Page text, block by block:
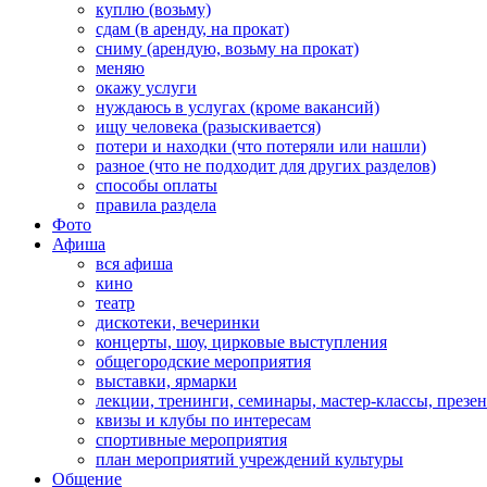
куплю (возьму)
сдам (в аренду, на прокат)
сниму (арендую, возьму на прокат)
меняю
окажу услуги
нуждаюсь в услугах (кроме вакансий)
ищу человека (разыскивается)
потери и находки (что потеряли или нашли)
разное (что не подходит для других разделов)
способы оплаты
правила раздела
Фото
Афиша
вся афиша
кино
театр
дискотеки, вечеринки
концерты, шоу, цирковые выступления
общегородские мероприятия
выставки, ярмарки
лекции, тренинги, семинары, мастер-классы,
квизы и клубы по интересам
спортивные мероприятия
план мероприятий учреждений культуры
Общение